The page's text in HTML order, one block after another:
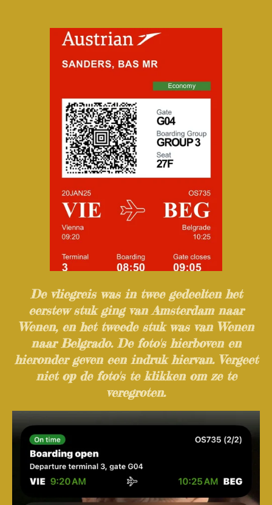
De vliegreis was in twee gedeelten het
eerstew stuk ging van Amsterdam naar
Wenen, en het tweede stuk was van Wenen
naar Belgrado. De foto's hierboven en
hieronder geven een indruk hiervan. Vergeet
niet op de foto's te klikken om ze te
veregroten.